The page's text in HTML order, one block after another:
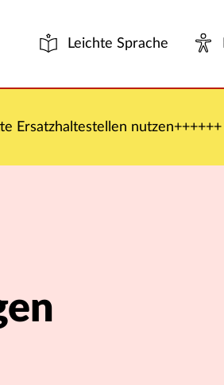
Leichte Sprache
Ersatzhaltestellen nutzen++++++